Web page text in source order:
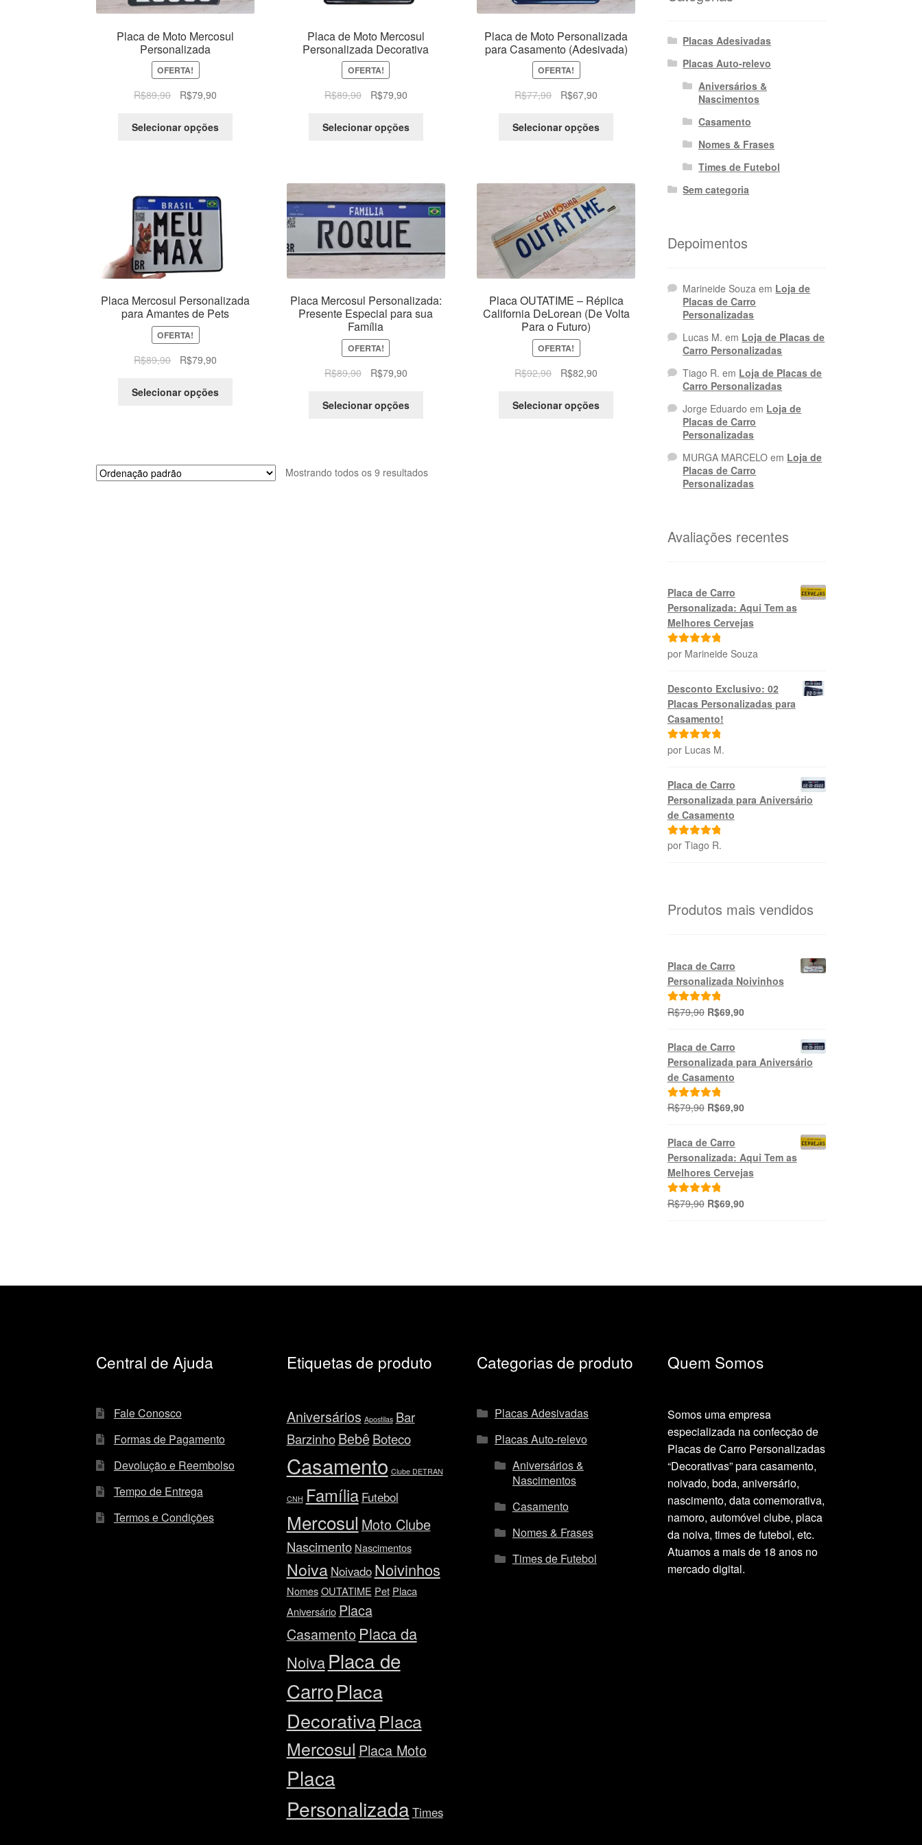
Placa de Moto Mercosul
Personalizada
OFERTA!
R$89,90
O
original
R$79,90O
atual
Selecionar opções
Placa de Moto Mercosul
Personalizada Decorativa
OFERTA!
R$89,90
original
R$79,90O
atual
Selecionar opções
Placa de Moto Personalizada
para Casamento (Adesivada)
OFERTA!
R$77,90
O
original
R$67,90
atual
Selecionar opções
Placa Mercosul Personalizada
para Amantes de Pets
OFERTA!
R$89,90
O
original
R$79,90O
atual
Selecionar opções
Placa Mercosul Personalizada:
Presente Especial para sua
Família
OFERTA!
R$89,90
original
R$79,90O
atual
Selecionar opções
Placa OUTATIME – Réplica
California DeLorean (De Volta
Para o Futuro)
OFERTA!
R$92,90
O
original
R$82,90
atual
Selecionar opções
Mostrando todos os 9 resultados
Placas Adesivadas
Placas Auto-relevo
Aniversários &
Nascimentos
Casamento
Nomes & Frases
Times de Futebol
Sem categoria
Depoimentos
Marineide Souza em Loja de
Placas de Carro
Personalizadas
Lucas M. em Loja de Placas de
Carro Personalizadas
Tiago R. em Loja de Placas de
Carro Personalizadas
Jorge Eduardo em Loja de
Placas de Carro
Personalizadas
MURGA MARCELO em Loja de
Placas de Carro
Personalizadas
Avaliações recentes
Placa de Carro
Personalizada: Aqui Tem as
Melhores Cervejas
Avaliação5
por Marineide Souza
Desconto Exclusivo: 02
Placas Personalizadas para
Casamento!
Avaliação5
por Lucas M.
Placa de Carro
Personalizada para Aniversário
de Casamento
Avaliação5
por Tiago R.
Produtos mais vendidos
Placa de Carro
Personalizada Noivinhos
Avaliação
R$79,90 O
original
era:
R$79,90.
R$69,90O
R$69,90.
Placa de Carro
Personalizada para Aniversário
de Casamento
Avaliação
R$79,90 O
original
era:
R$79,90.
R$69,90O
é:
R$69,90.
Placa de Carro
Personalizada: Aqui Tem as
Melhores Cervejas
Avaliação
R$79,90 O
R$69,90O
Central de Ajuda
Fale Conosco
Formas de Pagamento
Devolução e Reembolso
Tempo de Entrega
Termos e Condições
Etiquetas de produto
Aniversários Apostilas Bar
Barzinho Bebê Boteco
Casamento Clube DETRAN
CNH Família Futebol
Mercosul Moto Clube
Nascimento Nascimentos
Noiva Noivado Noivinhos
Nomes OUTATIME Pet Placa
Aniversário Placa
Casamento Placa da
Noiva Placa de
CarroPlaca
DecorativaPlaca
Mercosul Placa Moto
Placa
Personalizada Times
Categorias de produto
Placas Adesivadas
Placas Auto-relevo
Aniversários &
Nascimentos
Casamento
Nomes & Frases
Times de Futebol
Quem Somos
Somos uma empresa
especializada na confecção de
Placas de Carro Personalizadas
“Decorativas” para casamento,
noivado, boda, aniversário,
nascimento, data comemorativa,
namoro, automóvel clube, placa
da noiva, times de futebol, etc.
Atuamos a mais de 18 anos no
mercado digital.